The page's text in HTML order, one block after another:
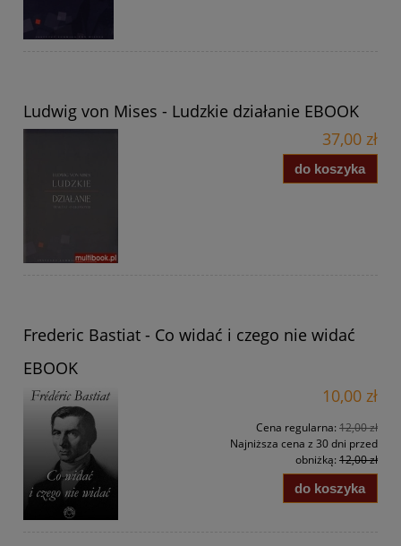
Ludwig von Mises - Ludzkie działanie EBOOK
37,00 zł
do koszyka
Frederic Bastiat - Co widać i czego nie widać
EBOOK
10,00 zł
Cena regularna: 12,00 zł
Najniższa cena z 30 dni przed
obniżką: 12,00 zł
do koszyka